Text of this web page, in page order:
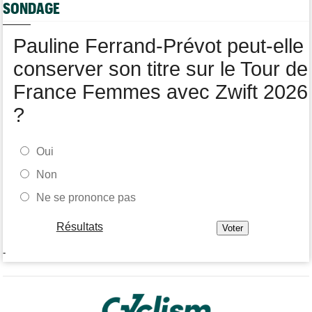
La FDJ-SUEZ assume sa stratégie : "C'est ça, le cyclisme"
SONDAGE
Pauline Ferrand-Prévot peut-elle
conserver son titre sur le Tour de
France Femmes avec Zwift 2026
?
Oui
Non
Ne se prononce pas
Résultats
-